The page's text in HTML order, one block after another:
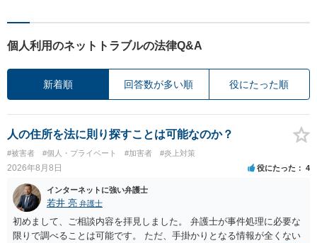
個人利用のネットトラブルの法律Q&A
新着順 回答数が多い順 役にたった順
人の住所を法に則り探すことは可能なのか？
#被害者 #個人・プライベート #加害者 #炎上対策
2026年8月8日 役にたった 4
インターネットに強い弁護士
若井 亮 弁護士
初めまして、ご相談内容を拝見しました。 弁護士が事件処理に必要な
限りで調べることは可能です。 ただ、手掛かりとなる情報が全くない